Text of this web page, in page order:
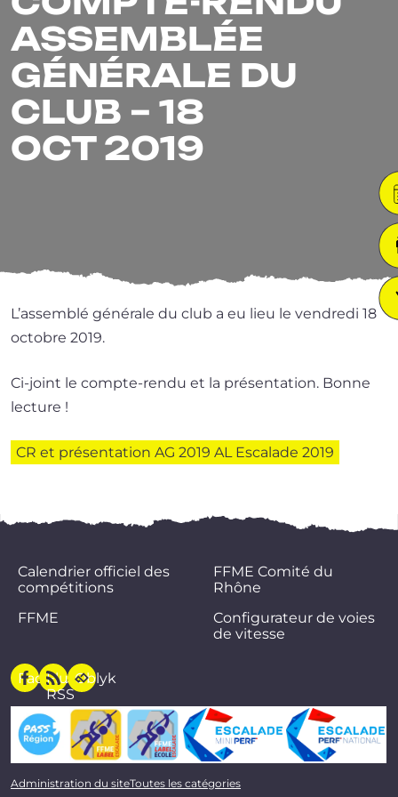
ASSEMBLÉE
GÉNÉRALE DU
CLUB – 18
OCT 2019
L’assemblé géné­rale du club a eu lieu le ven­dre­di 18
octobre 2019.
Ci-joint le compte-rendu et la pré­sen­ta­tion. Bonne
lecture !
CR et pré­sen­ta­tion AG 2019 AL Escalade 2019
Calendrier officiel des
compétitions
FFME
FFME Comité du
Rhône
Configurateur de voies
de vitesse
Facebook
Flux
RSS
Oblyk
Administration du siteToutes les catégories